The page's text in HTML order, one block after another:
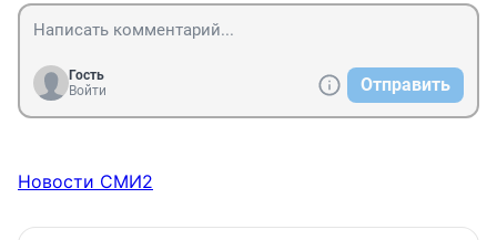
Гость
Войти
Отправить
Новости СМИ2